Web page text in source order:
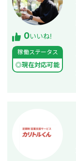
0いいね!
稼働ステータス
◎現在対応可能